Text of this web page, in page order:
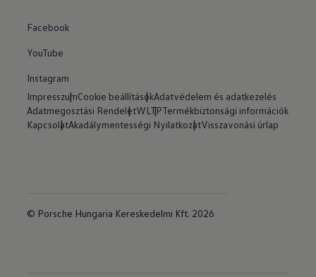
Facebook
YouTube
Instagram
ImpresszumCookie beállításokAdatvédelem és adatkezelés
Adatmegosztási RendeletWLTPTermékbiztonsági információk
KapcsolatAkadálymentességi NyilatkozatVisszavonási úrlap
© Porsche Hungaria Kereskedelmi Kft. 2026